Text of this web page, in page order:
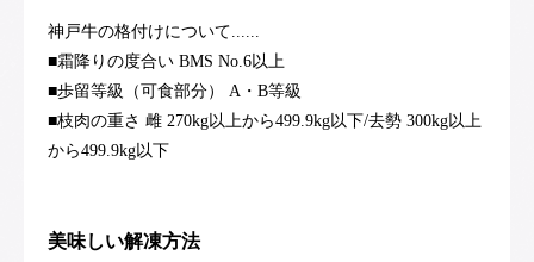
神戸牛の格付けについて......
■霜降りの度合い BMS No.6以上
■歩留等級（可食部分） A・B等級
■枝肉の重さ 雌 270kg以上から499.9kg以下/去勢 300kg以上
から499.9kg以下
美味しい解凍方法